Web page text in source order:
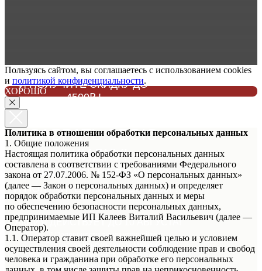
ЗАПИШИТЕСЬ НА ПРИМЕРКУ
И ПОЛУЧИТЕ СКИДКУ ДО
4500₽ !
ЗАБРАТЬ СВОЮ
СКИДКУ!
ЗАПИШИТЕСЬ НА ПРИМЕРКУ
И ПОЛУЧИТЕ СКИДКУ ДО 4500₽!
АКЦИЯ ДЕЙСТВУЕТ ДО 10 АВГУСТА!
* Подробности акции уточняйте у
Стилистов Консультантов Магазина!
Мы находимся в г.Уфа ул. 50-летия октября д.18
Режим работы с 10:00 до 21:00
Пользуясь сайтом, вы соглашаетесь с использованием cookies
и политикой конфиденциальности.
ХОРОШО
Политика в отношении обработки персональных данных
1. Общие положения
Настоящая политика обработки персональных данных
составлена в соответствии с требованиями Федерального
закона от 27.07.2006. № 152-ФЗ «О персональных данных»
(далее — Закон о персональных данных) и определяет
порядок обработки персональных данных и меры
по обеспечению безопасности персональных данных,
предпринимаемые ИП Калеев Виталий Васильевич (далее —
Оператор).
1.1. Оператор ставит своей важнейшей целью и условием
осуществления своей деятельности соблюдение прав и свобод
человека и гражданина при обработке его персональных